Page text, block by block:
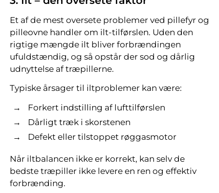
Et af de mest oversete problemer ved pillefyr og
pilleovne handler om ilt-tilførslen. Uden den
rigtige mængde ilt bliver forbrændingen
ufuldstændig, og så opstår der sod og dårlig
udnyttelse af træpillerne.
Typiske årsager til iltproblemer kan være:
Forkert indstilling af lufttilførslen
Dårligt træk i skorstenen
Defekt eller tilstoppet røggasmotor
Når iltbalancen ikke er korrekt, kan selv de
bedste træpiller ikke levere en ren og effektiv
forbrænding.